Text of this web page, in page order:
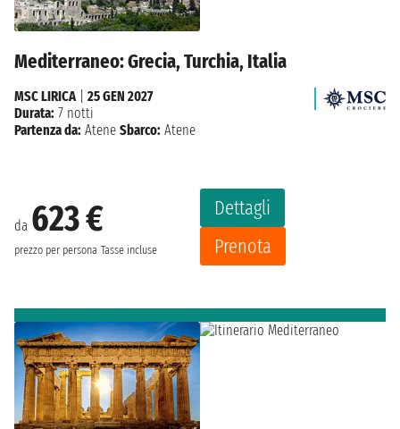
Mediterraneo: Grecia, Turchia, Italia
da 623 €
prezzo per persona Tasse incluse
Dettagli
Prenota
MSC LIRICA| 25 GEN 2027
Durata: 7 notti
Partenza da: Atene Sbarco: Atene